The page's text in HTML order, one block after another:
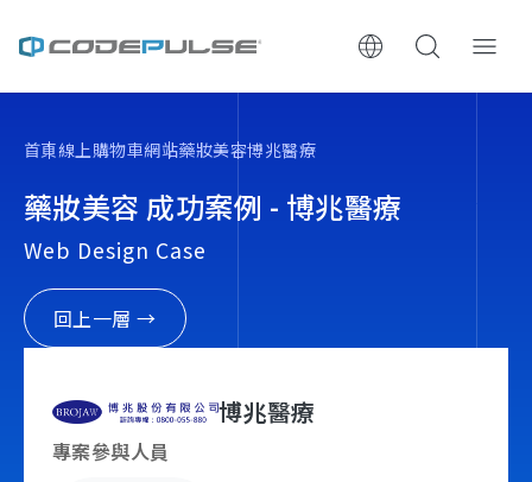
服務與費用
架設流程
執行報告 / 策略解析
首頁線上購物車網站藥妝美容博兆醫療
藥妝美容 成功案例 - 博兆醫療
Web Design Case
回上一層 →
博兆醫療
專案參與人員